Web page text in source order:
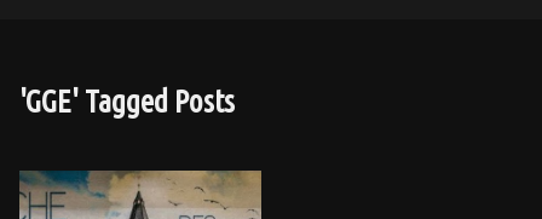
'GGE' Tagged Posts